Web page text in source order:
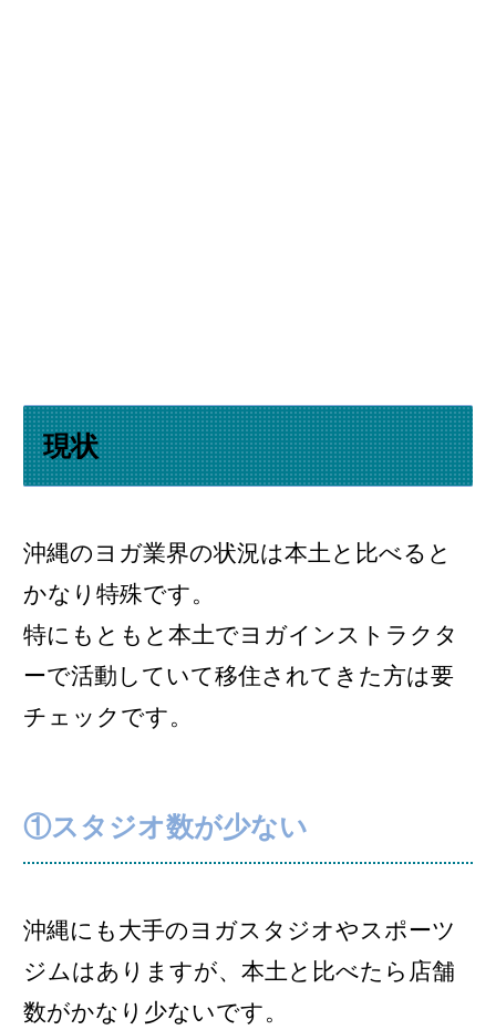
現状
沖縄のヨガ業界の状況は本土と比べると
かなり特殊です。
特にもともと本土でヨガインストラクタ
ーで活動していて移住されてきた方は要
チェックです。
①スタジオ数が少ない
沖縄にも大手のヨガスタジオやスポーツ
ジムはありますが、本土と比べたら店舗
数がかなり少ないです。